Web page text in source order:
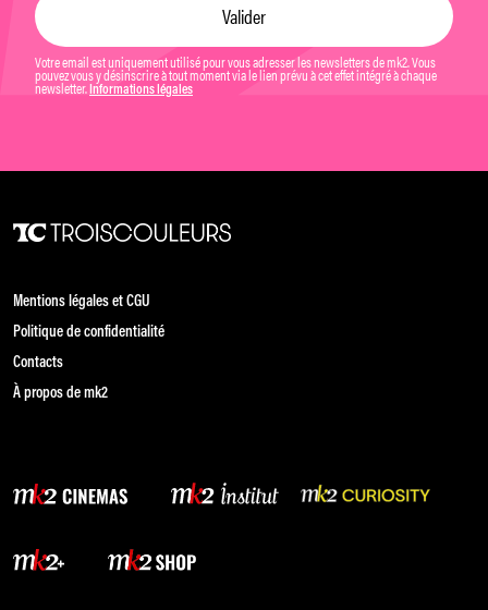
Votre email est uniquement utilisé pour vous adresser les newsletters de mk2. Vous
pouvez vous y désinscrire à tout moment via le lien prévu à cet effet intégré à chaque
newsletter. Informations légales
Mentions légales et CGU
Politique de confidentialité
Contacts
À propos de mk2